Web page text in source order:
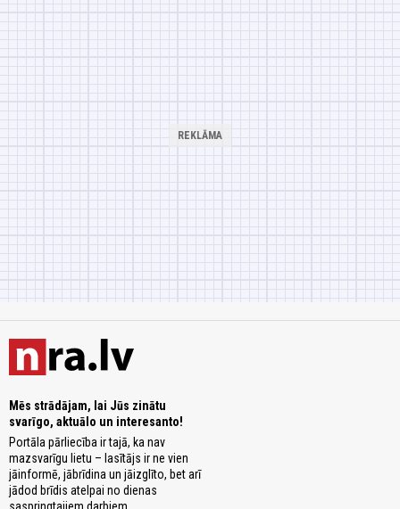
Mēs strādājam, lai Jūs zinātu
svarīgo, aktuālo un interesanto!
Portāla pārliecība ir tajā, ka nav
mazsvarīgu lietu – lasītājs ir ne vien
jāinformē, jābrīdina un jāizglīto, bet arī
jādod brīdis atelpai no dienas